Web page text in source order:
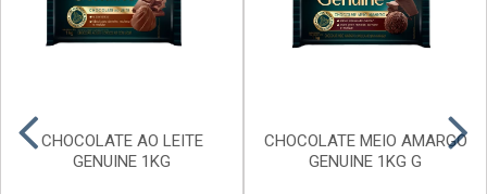
CHOCOLATE AO LEITE
GENUINE 1KG
CHOCOLATE MEIO AMARGO
GENUINE 1KG G